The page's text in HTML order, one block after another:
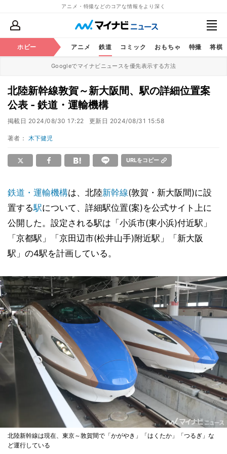
アニメ・特撮などのコアな情報をより深く
ホビー アニメ 鉄道 コミック おもちゃ 特撮 将棋
Googleでマイナビニュースを優先表示する方法
北陸新幹線敦賀～新大阪間、駅の詳細位置案
公表 - 鉄道・運輸機構
掲載日 2024/08/30 17:22 更新日 2024/08/31 15:58
著者： 木下健児
URLをコピー
鉄道・運輸機構は、北陸新幹線(敦賀・新大阪間)に設
置する駅について、詳細駅位置(案)を公式サイト上に
公開した。設定される駅は「小浜市(東小浜)付近駅」
「京都駅」「京田辺市(松井山手)附近駅」「新大阪
駅」の4駅を計画している。
北陸新幹線は現在、東京～敦賀間で「かがやき」「はくたか」「つるぎ」な
ど運行している